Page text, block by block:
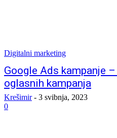
Digitalni marketing
Google Ads kampanje
oglasnih kampanja
Krešimir - 3 svibnja, 2023
0